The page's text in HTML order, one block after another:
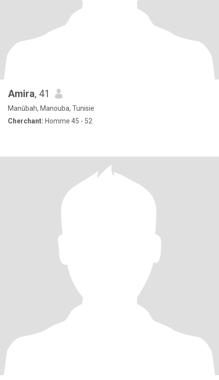
Amira, 41
Manūbah, Manouba, Tunisie
Cherchant: Homme 45 - 52